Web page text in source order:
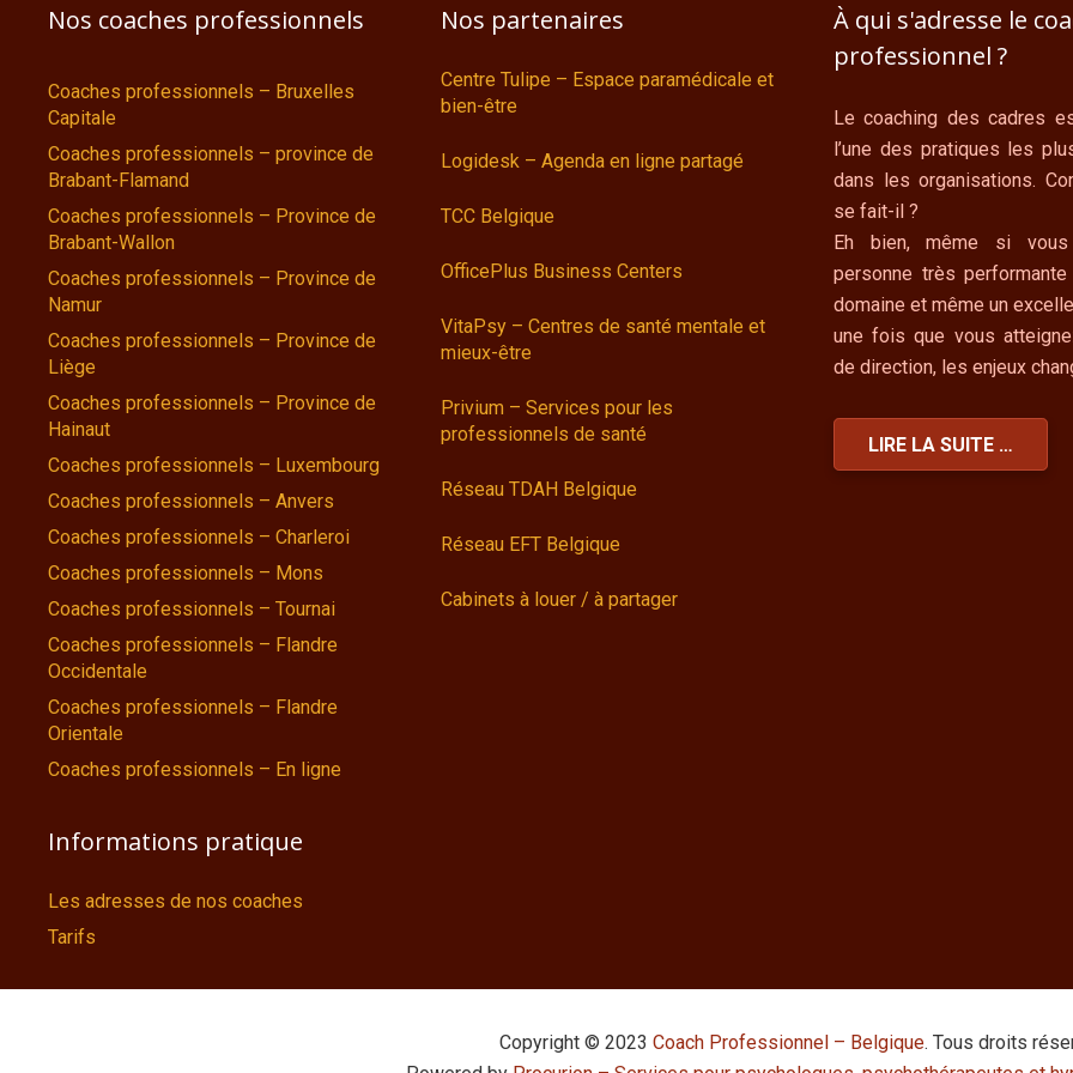
Nos coaches professionnels
Coaches professionnels – Bruxelles
Capitale
Coaches professionnels – province de
Brabant-Flamand
Coaches professionnels – Province de
Brabant-Wallon
Coaches professionnels – Province de
Namur
Coaches professionnels – Province de
Liège
Coaches professionnels – Province de
Hainaut
Coaches professionnels – Luxembourg
Coaches professionnels – Anvers
Coaches professionnels – Charleroi
Coaches professionnels – Mons
Coaches professionnels – Tournai
Coaches professionnels – Flandre
Occidentale
Coaches professionnels – Flandre
Orientale
Coaches professionnels – En ligne
Informations pratique
Les adresses de nos coaches
Tarifs
Nos partenaires
Centre Tulipe – Espace paramédicale et
bien-être
Logidesk – Agenda en ligne partagé
TCC Belgique
OfficePlus Business Centers
VitaPsy – Centres de santé mentale et
mieux-être
Privium – Services pour les
professionnels de santé
Réseau TDAH Belgique
Réseau EFT Belgique
Cabinets à louer / à partager
À qui s'adresse le
professionnel ?
Le coaching des cadres
l’une des pratiques les
dans les organisations.
se fait-il ?
Eh bien, même si
personne très
domaine et même un
une fois que vous
de direction, les enjeux
LIRE LA SUITE …
Copyright © 2023 Coach Professionnel – Belgique. Tous droits